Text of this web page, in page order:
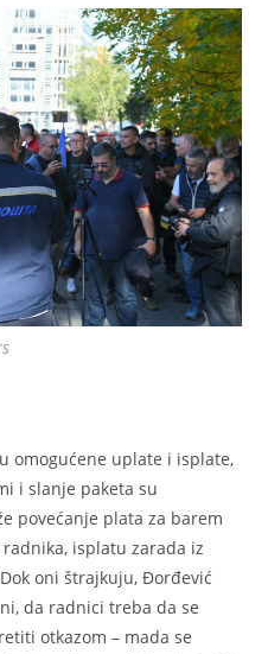
omogućene uplate i isplate,
i slanje paketa su
povećanje plata za barem
isplatu zarada iz
oni štrajkuju, Đorđević
da radnici treba da se
otkazom – mada se